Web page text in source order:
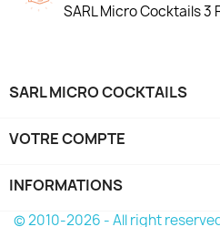
SARL Micro Cocktails 3
SARL MICRO COCKTAILS
VOTRE COMPTE
INFORMATIONS
© 2010-2026 - All right